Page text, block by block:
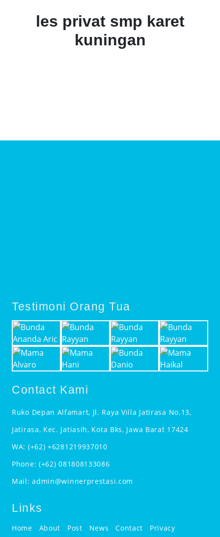
les privat smp karet
kuningan
Testimoni Orang Tua
Contact Kami
Ruko Depan Alfamart, Jl. Raya Villa Jatirasa No.13,
Jatirasa, Kec. Jatiasih, Kota Bks, Jawa Barat 17424
WA: (+62) +6281219937010
Phone: (+62) 081808133086
Mail:admin@winnerprestasi.com
Links
Home About Post News Contact Privacy